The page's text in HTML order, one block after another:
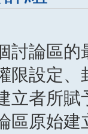
討論區
限設定
立者所
區原始建